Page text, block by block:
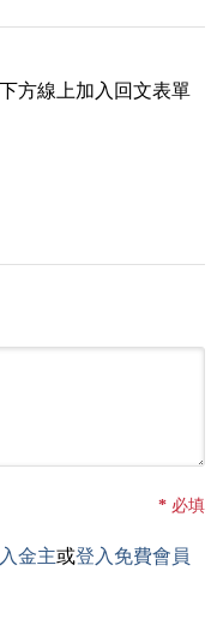
方線上加入回文表單
* 必填
金主或登入免費會員